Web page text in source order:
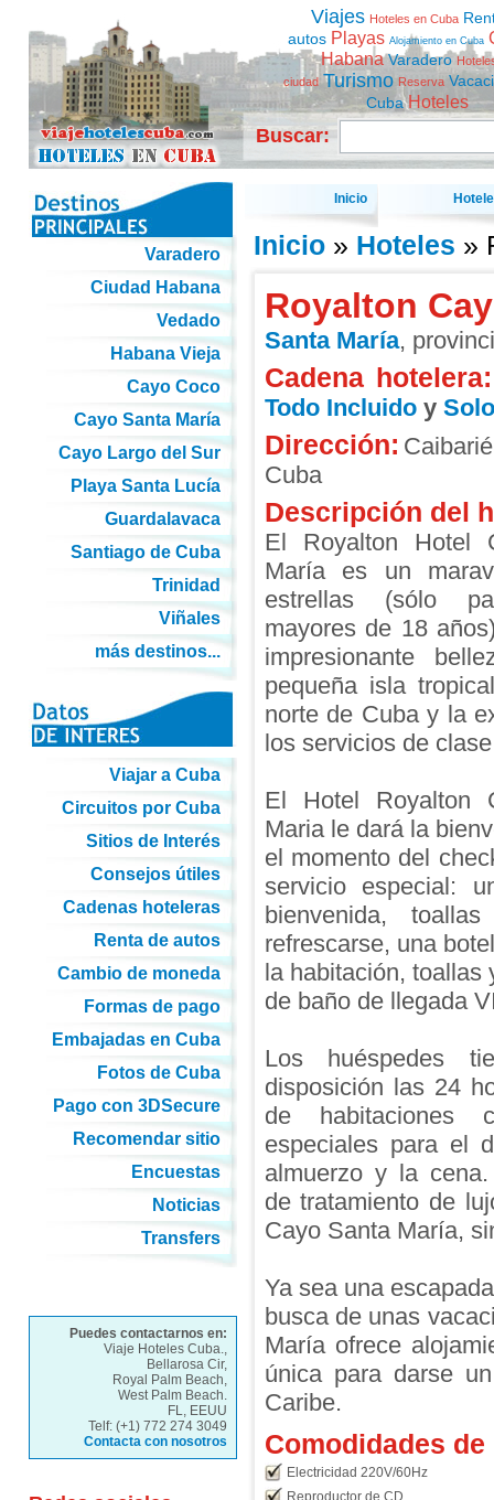
Viajes Hoteles en Cuba
autos Playas Alojamiento en Cuba
Habana Varadero
ciudad Turismo Reserva
Cuba Hoteles
Buscar:
Inicio
Inicio» Hoteles »
Royalton
Santa María,
Cadena hotelera:
Todo Incluidoy
Dirección:
Cuba
Descripción del
El Royalton Hotel
María es un
estrellas (sólo
mayores de 18
impresionante
pequeña isla
norte de Cuba y la
los servicios de
El Hotel Royalton
Maria le dará la
el momento del
servicio especial:
bienvenida,
refrescarse, una
la habitación, toallas
de baño de llegada
Los huéspedes
disposición las 24
de habitaciones
especiales para el
almuerzo y la
de tratamiento de
Cayo Santa María,
Ya sea una
busca de unas
María ofrece
única para darse
Caribe.
Comodidades
Electricidad 220V/60Hz
Reproductor de CD
Varadero
Ciudad Habana
Vedado
Habana Vieja
Cayo Coco
Cayo Santa María
Cayo Largo del Sur
Playa Santa Lucía
Guardalavaca
Santiago de Cuba
Trinidad
Viñales
más destinos...
Viajar a Cuba
Circuitos por Cuba
Sitios de Interés
Consejos útiles
Cadenas hoteleras
Renta de autos
Cambio de moneda
Formas de pago
Embajadas en Cuba
Fotos de Cuba
Pago con 3DSecure
Recomendar sitio
Encuestas
Noticias
Transfers
Puedes contactarnos en:
Viaje Hoteles Cuba.,
Bellarosa Cir,
Royal Palm Beach,
West Palm Beach.
FL, EEUU
Telf: (+1) 772 274 3049
Contacta con nosotros